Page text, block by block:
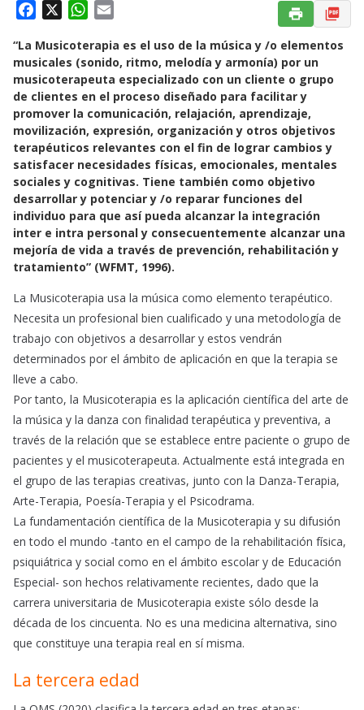
c
e
b
o
o
k
W
a
t
s
A
p
p
a
i
l
“La Musicoterapia es el uso de la música y /o elementos
musicales (sonido, ritmo, melodía y armonía) por un
musicoterapeuta especializado con un cliente o grupo
de clientes en el proceso diseñado para facilitar y
promover la comunicación, relajación, aprendizaje,
movilización, expresión, organización y otros objetivos
terapéuticos relevantes con el fin de lograr cambios y
satisfacer necesidades físicas, emocionales, mentales
sociales y cognitivas. Tiene también como objetivo
desarrollar y potenciar y /o reparar funciones del
individuo para que así pueda alcanzar la integración
inter e intra personal y consecuentemente alcanzar una
mejoría de vida a través de prevención, rehabilitación y
tratamiento” (WFMT, 1996).
La Musicoterapia usa la música como elemento terapéutico.
Necesita un profesional bien cualificado y una metodología de
trabajo con objetivos a desarrollar y estos vendrán
determinados por el ámbito de aplicación en que la terapia se
lleve a cabo.
Por tanto, la Musicoterapia es la aplicación científica del arte de
la música y la danza con finalidad terapéutica y preventiva, a
través de la relación que se establece entre paciente o grupo de
pacientes y el musicoterapeuta. Actualmente está integrada en
el grupo de las terapias creativas, junto con la Danza-Terapia,
Arte-Terapia, Poesía-Terapia y el Psicodrama.
La fundamentación científica de la Musicoterapia y su difusión
en todo el mundo -tanto en el campo de la rehabilitación física,
psiquiátrica y social como en el ámbito escolar y de Educación
Especial- son hechos relativamente recientes, dado que la
carrera universitaria de Musicoterapia existe sólo desde la
década de los cincuenta. No es una medicina alternativa, sino
que constituye una terapia real en sí misma.
La tercera edad